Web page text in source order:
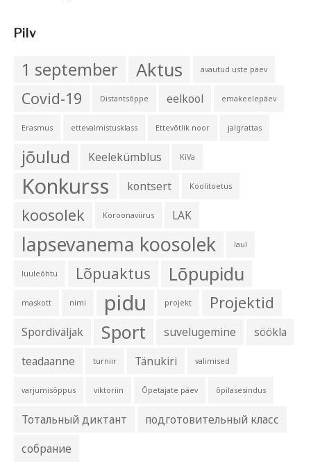
Pilv
1 september Aktus avautud uste päev
Covid-19 Distantsõppe eelkool emakeelepäev
Erasmus ettevalmistusklass Ettevõtlik noor jalgrattas
jõulud Keelekümblus KiVa
Konkurss kontsert Koolitoetus
koosolek Koroonaviirus LAK
lapsevanema koosolek laul
luuleõhtu Lõpuaktus Lõpupidu
maskott nimi pidu projekt Projektid
Spordiväljak Sport suvelugemine
söökla
teadaanne
turniir Tänukiri valimised
varjumisõppus viktoriin Õpetajate päev õpilasesindus
Тотальный диктант
подготовительный класс
собрание